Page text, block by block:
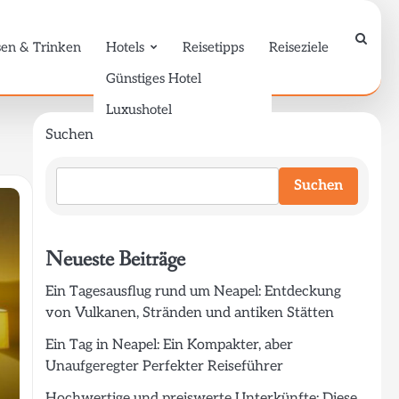
& Trinken
Hotels
Günstiges Hotel
Luxushotel
Reisetipps Reiseziele
Suchen
Suchen
Neueste Beiträge
Ein Tagesausflug rund um Neapel: Entdeckung
von Vulkanen, Stränden und antiken Stätten
Ein Tag in Neapel: Ein Kompakter, aber
Unaufgeregter Perfekter Reiseführer